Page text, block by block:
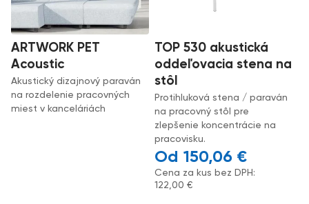
ARTWORK PET
Acoustic
Akustický dizajnový paraván
na rozdelenie pracovných
miest v kanceláriách
TOP 530 akustická
oddeľovacia stena na
stôl
Protihluková stena / paraván
na pracovný stôl pre
zlepšenie koncentrácie na
pracovisku.
150,06 €
Cena za kus bez DPH:
122,00 €